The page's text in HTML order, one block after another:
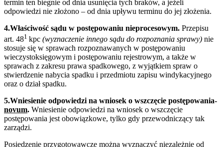
termin ten biegnie od dnia usunięcia tych braków, a jeżeli
odpowiedzi nie złożono – od dnia upływu terminu do jej złożenia.
4.Właściwość sądu w postępowaniu nieprocesowym. Przepisu
art. 481 kpc (wyznaczenie innego sądu do rozpoznania sprawy) nie
stosuje się w sprawach rozpoznawanych w postępowaniu
wieczystoksięgowym i postępowaniu rejestrowym, a także w
sprawach z zakresu prawa spadkowego, z wyjątkiem spraw o
stwierdzenie nabycia spadku i przedmiotu zapisu windykacyjnego
oraz o dział spadku.
5.Wniesienie odpowiedzi na wniosek o wszczęcie postępowania-
novum. Wniesienie odpowiedzi na wniosek o wszczęcie
postępowania jest obowiązkowe, tylko gdy przewodniczący tak
zarządzi.
Posiedzenie przygotowawcze można wyznaczyć niezależnie od